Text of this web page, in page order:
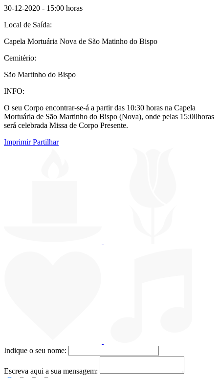
30-12-2020 - 15:00 horas
Local de Saída:
Capela Mortuária Nova de São Matinho do Bispo
Cemitério:
São Martinho do Bispo
INFO:
O seu Corpo encontrar-se-á a partir das 10:30 horas na Capela
Mortuária de São Martinho do Bispo (Nova), onde pelas 15:00horas
será celebrada Missa de Corpo Presente.
Imprimir Partilhar
Indique o seu nome:
Escreva aqui a sua mensagem: